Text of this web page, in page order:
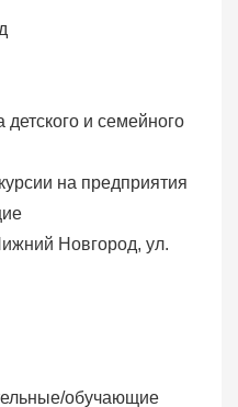
и семейного
на предприятия
Новгород, ул.
обучающие